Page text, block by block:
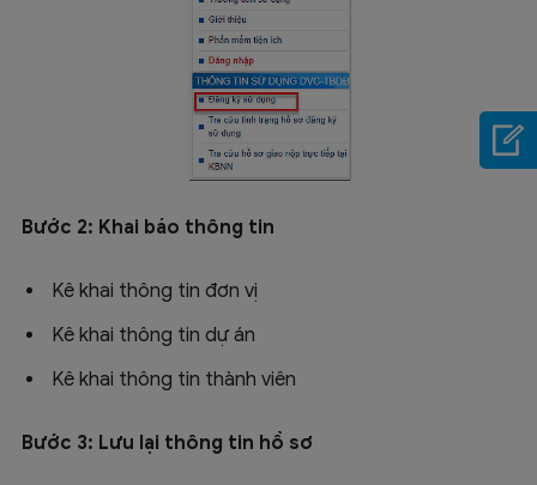
Bước 2: Khai báo thông tin
Kê khai thông tin đơn vị
Kê khai thông tin dự án
Kê khai thông tin thành viên
Bước 3: Lưu lại thông tin hồ sơ